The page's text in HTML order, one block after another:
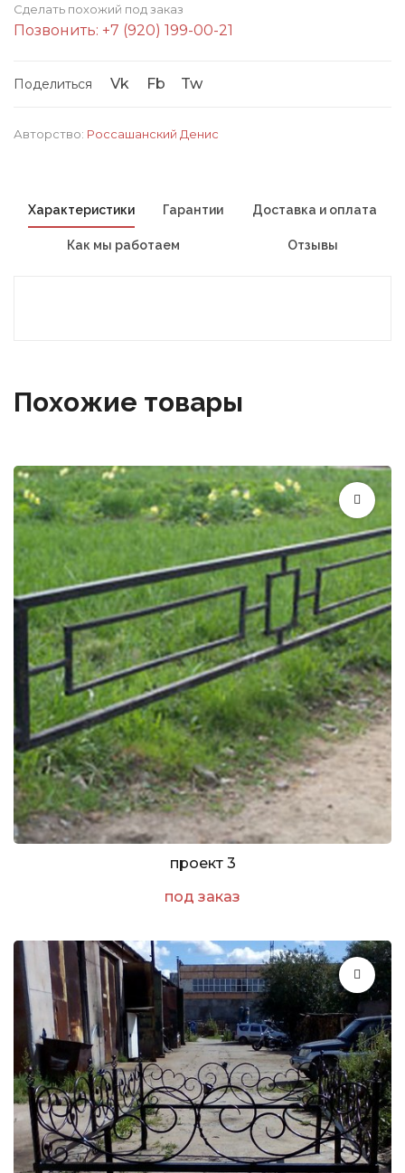
стоимость
Сделать похожий под заказ
Позвонить: +7 (920) 199-00-21
Поделиться Vk Fb Tw
Авторство: Россашанский Денис
Характеристики Гарантии Доставка и оплата
Как мы работаем Отзывы
Похожие товары
проект 3
под заказ